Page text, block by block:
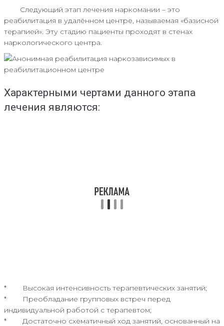
Следующий этап лечения наркомании – это
реабилитация в удалённом центре, называемая «базисной
терапией». Эту стадию пациенты проходят в стенах
наркологического центра.
Характерными чертами данного этапа
лечения являются:
* Высокая интенсивность терапевтических занятий;
* Преобладание групповых встреч перед
индивидуальной работой с терапевтом;
* Достаточно схематичный ход занятий, основанный на